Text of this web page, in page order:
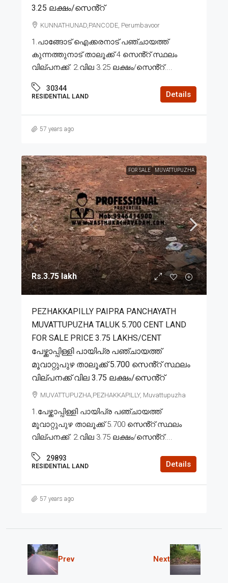
3.25 ലക്ഷം/സെൻ്റ്
KUNNATHUNAD,PANCODE, Perumbavoor
1.പാങ്ങോട് ഐക്കരനാട് പഞ്ചായത്ത്
കുന്നത്തുനാട് താലൂക്ക് 4 സെൻ്റ് സ്ഥലം
വില്പനക്ക്. 2.വില 3.25 ലക്ഷം/സെൻ്റ്....
30344
RESIDENTIAL LAND Details
57 years ago
FOR SALE MUVATTUPUZHA
Rs.3.75 lakh
PEZHAKKAPILLY PAIPRA PANCHAYATH
MUVATTUPUZHA TALUK 5.700 CENT LAND
FOR SALE PRICE 3.75 LAKHS/CENT
പേഴ്ക്കാപ്പിള്ളി പായിപ്ര പഞ്ചായത്ത്
മൂവാറ്റുപുഴ താലൂക്ക് 5.700 സെൻ്റ് സ്ഥലം
വില്പനക്ക് വില 3.75 ലക്ഷം/സെൻ്റ്
MUVATTUPUZHA,PEZHAKKAPILLY, Muvattupuzha
1.പേഴ്ക്കാപ്പിള്ളി പായിപ്ര പഞ്ചായത്ത്
മൂവാറ്റുപുഴ താലൂക്ക് 5.700 സെൻ്റ് സ്ഥലം
വില്പനക്ക്. 2.വില 3.75 ലക്ഷം/സെൻ്റ്....
29893
RESIDENTIAL LAND Details
57 years ago
Prev Next